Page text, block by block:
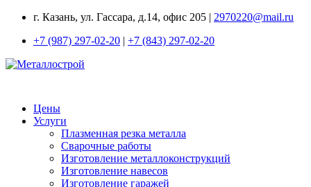
г. Казань, ул. Гассара, д.14, офис 205 | 2970220@mail.ru
+7 (987) 297-02-20 | +7 (843) 297-02-20
Цены
Услуги
Плазменная резка металла
Сварочные работы
Изготовление металлоконструкций
Изготовление навесов
Изготовление гаражей